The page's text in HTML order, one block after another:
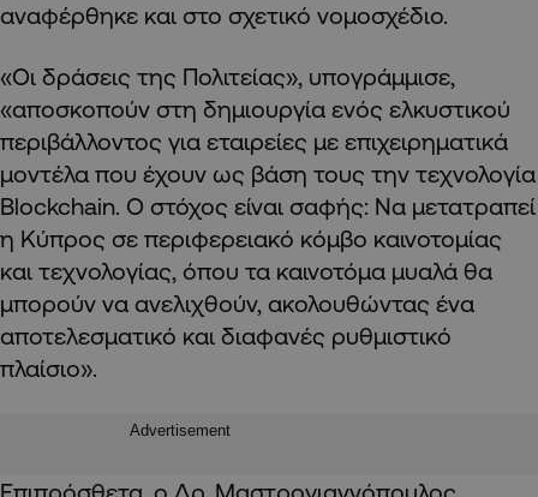
αναφέρθηκε και στο σχετικό νομοσχέδιο.
«Οι δράσεις της Πολιτείας», υπογράμμισε,
«αποσκοπούν στη δημιουργία ενός ελκυστικού
περιβάλλοντος για εταιρείες με επιχειρηματικά
μοντέλα που έχουν ως βάση τους την τεχνολογία
Blockchain. Ο στόχος είναι σαφής: Να μετατραπεί
η Κύπρος σε περιφερειακό κόμβο καινοτομίας
και τεχνολογίας, όπου τα καινοτόμα μυαλά θα
μπορούν να ανελιχθούν, ακολουθώντας ένα
αποτελεσματικό και διαφανές ρυθμιστικό
πλαίσιο».
Advertisement